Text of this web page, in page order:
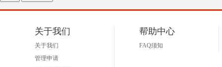
关于我们
关于我们
管理申请
帮助中心
FAQ须知